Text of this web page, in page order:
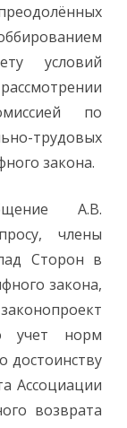
условий
по
трудовых
закона.
А.В.
члены
Сторон в
закона,
учет норм
достоинству
Ассоциации
возврата